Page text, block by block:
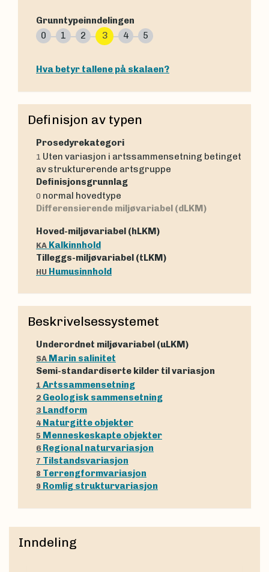
Grunntypeinndelingen
0
1 2 3 4 5
Hva betyr tallene på skalaen?
Definisjon av typen
Prosedyrekategori
1 Uten variasjon i artssammensetning betinget
av strukturerende artsgruppe
Definisjonsgrunnlag
0 normal hovedtype
Differensierende miljøvariabel (dLKM)
Hoved-miljøvariabel (hLKM)
KA Kalkinnhold
Tilleggs-miljøvariabel (tLKM)
HU Humusinnhold
Beskrivelsessystemet
Underordnet miljøvariabel (uLKM)
SA Marin salinitet
Semi-standardiserte kilder til variasjon
1 Artssammensetning
2 Geologisk sammensetning
3 Landform
4 Naturgitte objekter
5 Menneskeskapte objekter
6 Regional naturvariasjon
7 Tilstandsvariasjon
8 Terrengformvariasjon
9 Romlig strukturvariasjon
Inndeling